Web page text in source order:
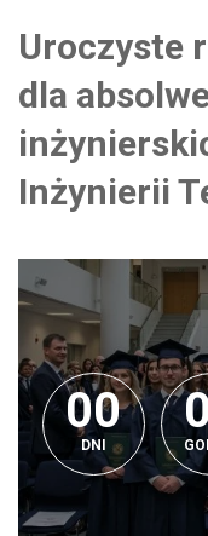
Uroczyste
dla
Inżynierii
0
00
00
DNI